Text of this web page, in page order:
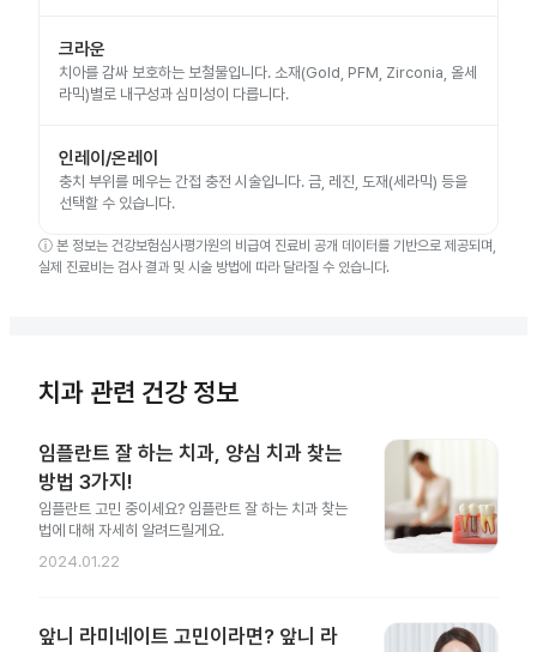
크라운
치아를 감싸 보호하는 보철물입니다. 소재(Gold, PFM, Zirconia, 올세
라믹)별로 내구성과 심미성이 다릅니다.
인레이/온레이
충치 부위를 메우는 간접 충전 시술입니다. 금, 레진, 도재(세라믹) 등을
선택할 수 있습니다.
ⓘ 본 정보는 건강보험심사평가원의 비급여 진료비 공개 데이터를 기반으로 제공되며,
실제 진료비는 검사 결과 및 시술 방법에 따라 달라질 수 있습니다.
치과 관련 건강 정보
임플란트 잘 하는 치과, 양심 치과 찾는
방법 3가지!
임플란트 고민 중이세요? 임플란트 잘 하는 치과 찾는
법에 대해 자세히 알려드릴게요.
2024.01.22
앞니 라미네이트 고민이라면? 앞니 라